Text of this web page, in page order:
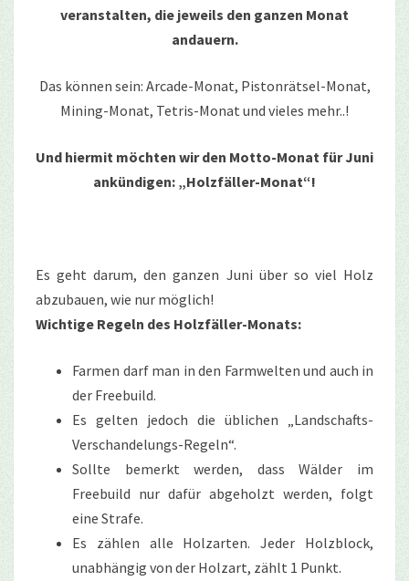
veranstalten, die jeweils den ganzen Monat
andauern.
Das können sein: Arcade-Monat, Pistonrätsel-Monat,
Mining-Monat, Tetris-Monat und vieles mehr..!
Und hiermit möchten wir den Motto-Monat für Juni
ankündigen: „Holzfäller-Monat“!
Es geht darum, den ganzen Juni über so viel Holz
abzubauen, wie nur möglich!
Wichtige Regeln des Holzfäller-Monats:
Farmen darf man in den Farmwelten und auch in
der Freebuild.
Es gelten jedoch die üblichen „Landschafts-
Verschandelungs-Regeln“.
Sollte bemerkt werden, dass Wälder im
Freebuild nur dafür abgeholzt werden, folgt
eine Strafe.
Es zählen alle Holzarten. Jeder Holzblock,
unabhängig von der Holzart, zählt 1 Punkt.